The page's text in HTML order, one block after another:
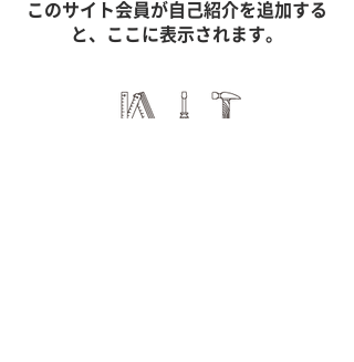
このサイト会員が自己紹介を追加する
と、ここに表示されます。